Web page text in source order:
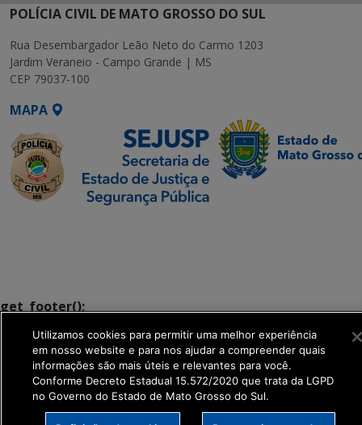
POLÍCIA CIVIL DE MATO GROSSO DO SUL
Rua Desembargador Leão Neto do Carmo 1203
Jardim Veraneio - Campo Grande | MS
CEP 79037-100
MAPA
get_footer();
Utilizamos cookies para permitir uma melhor experiência
em nosso website e para nos ajudar a compreender quais
informações são mais úteis e relevantes para você.
Conforme Decreto Estadual 15.572/2020 que trata da LGPD
no Governo do Estado de Mato Grosso do Sul.